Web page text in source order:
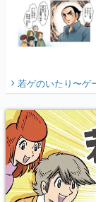
若ゲのいたり〜ゲ